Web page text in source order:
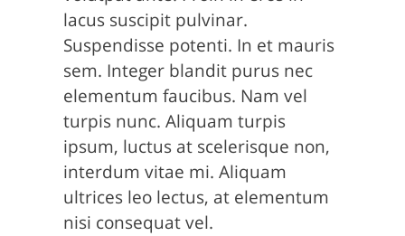
lacus suscipit pulvinar.
Suspendisse potenti. In et mauris
sem. Integer blandit purus nec
elementum faucibus. Nam vel
turpis nunc. Aliquam turpis
ipsum, luctus at scelerisque non,
interdum vitae mi. Aliquam
ultrices leo lectus, at elementum
nisi consequat vel.